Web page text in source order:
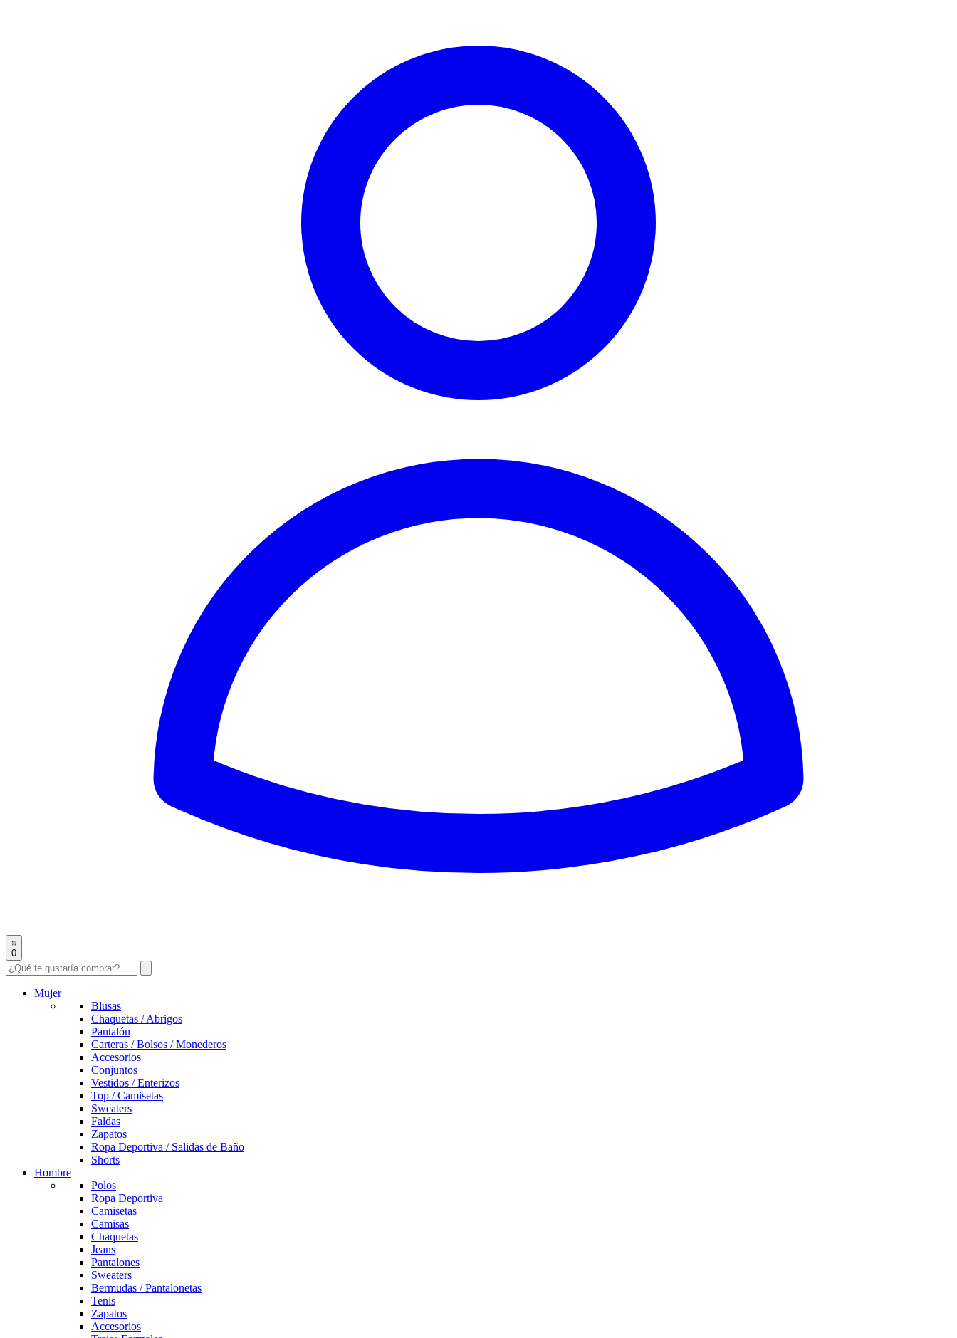
0
Mujer
Blusas
Chaquetas / Abrigos
Pantalón
Carteras / Bolsos / Monederos
Accesorios
Conjuntos
Vestidos / Enterizos
Top / Camisetas
Sweaters
Faldas
Zapatos
Ropa Deportiva / Salidas de Baño
Shorts
Hombre
Polos
Ropa Deportiva
Camisetas
Camisas
Chaquetas
Jeans
Pantalones
Sweaters
Bermudas / Pantalonetas
Tenis
Zapatos
Accesorios